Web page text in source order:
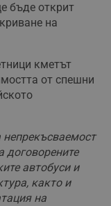
бъде открит
на
кметът
от спешни
договорените
автобуси и
както и
на